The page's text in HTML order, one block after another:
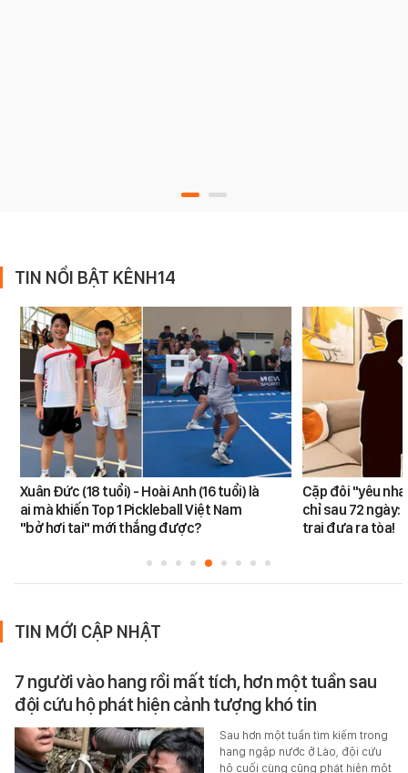
TIN NỔI BẬT KÊNH14
Xuân Đức (18 tuổi) - Hoài Anh (16 tuổi) là
ai mà khiến Top 1 Pickleball Việt Nam
"bở hơi tai" mới thắng được?
Cặp đôi "yêu
chỉ sau 72 ngày:
trai đưa ra tòa!
TIN MỚI CẬP NHẬT
7 người vào hang rồi mất tích, hơn một tuần sau
đội cứu hộ phát hiện cảnh tượng khó tin
Sau hơn một tuần tìm kiếm trong
hang ngập nước ở Lào, đội cứu
hộ cuối cùng cũng phát hiện một